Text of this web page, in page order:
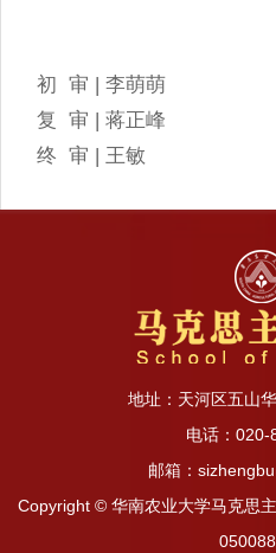
初 审 | 李萌萌
复 审 | 蒋正峰
终 审 | 王敏
地址：天河区五山
电话：020-
邮箱：
Copyright © 华南农业大学马克